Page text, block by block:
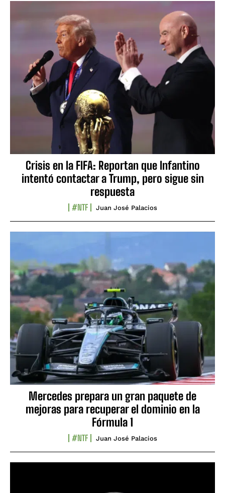
Crisis en la FIFA: Reportan que Infantino
intentó contactar a Trump, pero sigue sin
respuesta
#NTF Juan José Palacios
Mercedes prepara un gran paquete de
mejoras para recuperar el dominio en la
Fórmula 1
#NTF Juan José Palacios